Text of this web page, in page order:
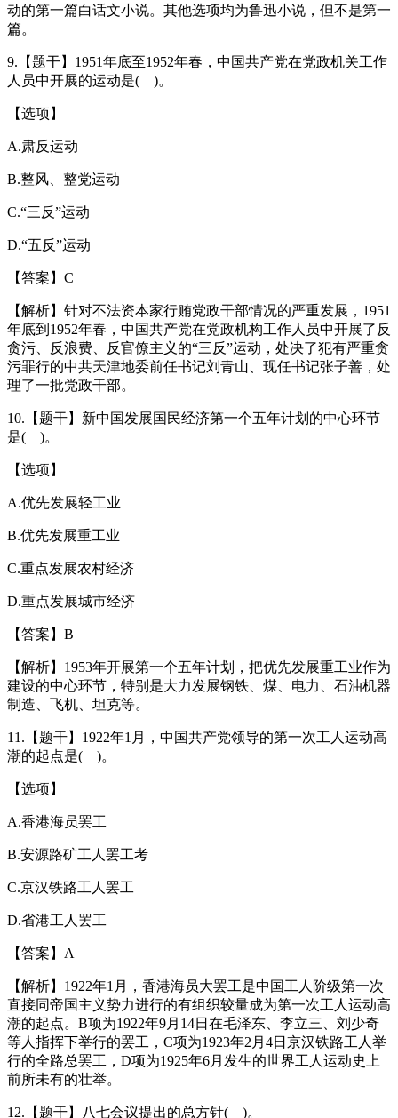
动的第一篇白话文小说。其他选项均为鲁迅小说，但不是第一
篇。
9.【题干】1951年底至1952年春，中国共产党在党政机关工作
人员中开展的运动是( )。
【选项】
A.肃反运动
B.整风、整党运动
C.“三反”运动
D.“五反”运动
【答案】C
【解析】针对不法资本家行贿党政干部情况的严重发展，1951
年底到1952年春，中国共产党在党政机构工作人员中开展了反
贪污、反浪费、反官僚主义的“三反”运动，处决了犯有严重贪
污罪行的中共天津地委前任书记刘青山、现任书记张子善，处
理了一批党政干部。
10.【题干】新中国发展国民经济第一个五年计划的中心环节
是( )。
【选项】
A.优先发展轻工业
B.优先发展重工业
C.重点发展农村经济
D.重点发展城市经济
【答案】B
【解析】1953年开展第一个五年计划，把优先发展重工业作为
建设的中心环节，特别是大力发展钢铁、煤、电力、石油机器
制造、飞机、坦克等。
11.【题干】1922年1月，中国共产党领导的第一次工人运动高
潮的起点是( )。
【选项】
A.香港海员罢工
B.安源路矿工人罢工考
C.京汉铁路工人罢工
D.省港工人罢工
【答案】A
【解析】1922年1月，香港海员大罢工是中国工人阶级第一次
直接同帝国主义势力进行的有组织较量成为第一次工人运动高
潮的起点。B项为1922年9月14日在毛泽东、李立三、刘少奇
等人指挥下举行的罢工，C项为1923年2月4日京汉铁路工人举
行的全路总罢工，D项为1925年6月发生的世界工人运动史上
前所未有的壮举。
12.【题干】八七会议提出的总方针( )。